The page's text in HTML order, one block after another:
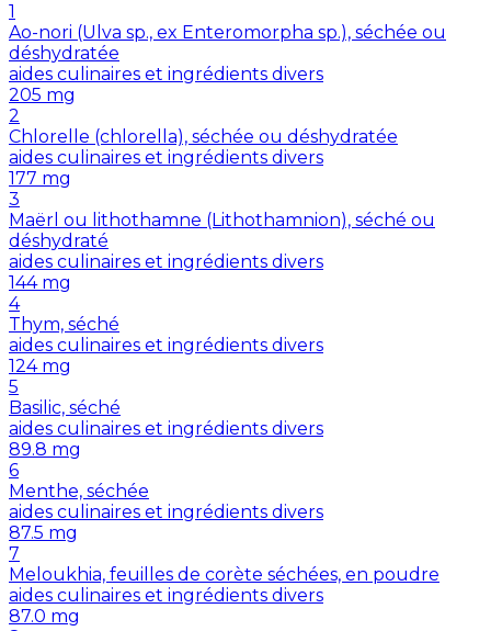
1
Ao-nori (Ulva sp., ex Enteromorpha sp.), séchée ou
déshydratée
aides culinaires et ingrédients divers
205 mg
2
Chlorelle (chlorella), séchée ou déshydratée
aides culinaires et ingrédients divers
177 mg
3
Maërl ou lithothamne (Lithothamnion), séché ou
déshydraté
aides culinaires et ingrédients divers
144 mg
4
Thym, séché
aides culinaires et ingrédients divers
124 mg
5
Basilic, séché
aides culinaires et ingrédients divers
89.8 mg
6
Menthe, séchée
aides culinaires et ingrédients divers
87.5 mg
7
Meloukhia, feuilles de corète séchées, en poudre
aides culinaires et ingrédients divers
87.0 mg